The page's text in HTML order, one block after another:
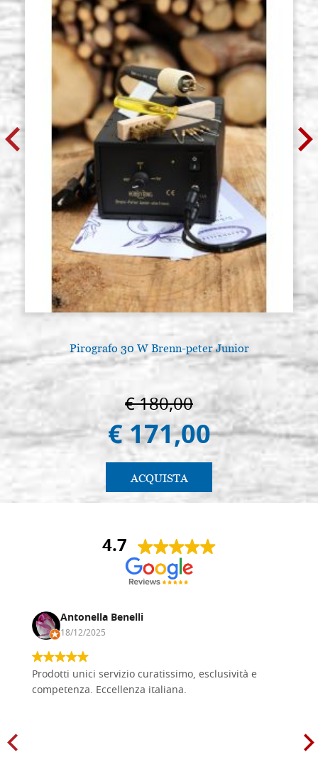
Pirografo 30 W Brenn-peter Junior
€ 180,00
€ 171,00
ACQUISTA
4.7
Antonella Benelli
18/12/2025
Prodotti unici servizio curatissimo, esclusività e
competenza. Eccellenza italiana.